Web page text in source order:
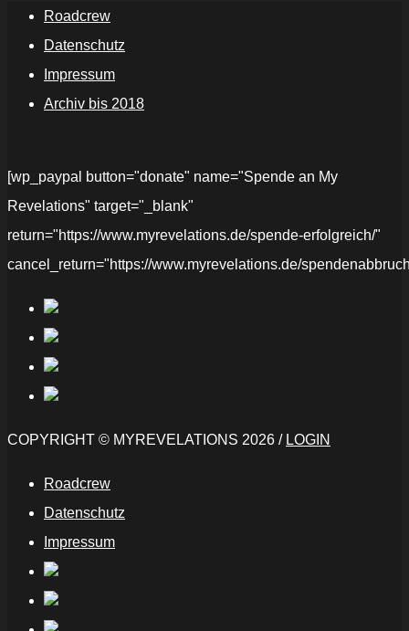
Roadcrew
Datenschutz
Impressum
Archiv bis 2018
[wp_paypal button="donate" name="Spende an My
Revelations" target="_blank"
return="https://www.myrevelations.de/spende-erfolgreich/"
cancel_return="https://www.myrevelations.de/
COPYRIGHT © MYREVELATIONS 2026 / LOGIN
Roadcrew
Datenschutz
Impressum